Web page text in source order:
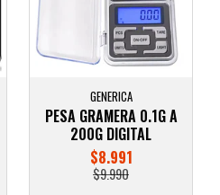
GENERICA
PESA GRAMERA 0.1G A
200G DIGITAL
$8.991
$9.990